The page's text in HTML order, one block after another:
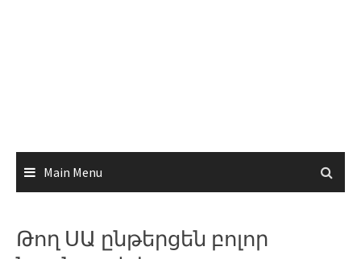
Main Menu
Թող ՍԱ ընթերցեն բոլոր